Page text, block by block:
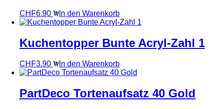
CHF6.90 In den Warenkorb
Kuchentopper Bunte Acryl-Zahl 1
CHF3.90 In den Warenkorb
PartDeco Tortenaufsatz 40 Gold